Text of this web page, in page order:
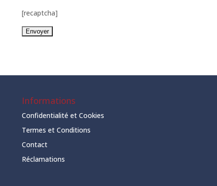
[recaptcha]
Informations
Confidentialité et Cookies
Termes et Conditions
Contact
Réclamations